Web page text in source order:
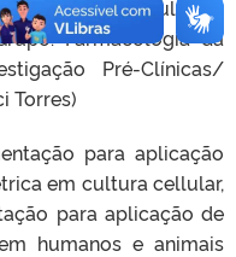
Dor, Neuromodulação,
Farmacologia da
Pré-Clínicas/
Torres)
para aplicação
em cultura cellular,
para aplicação de
humanos e animais